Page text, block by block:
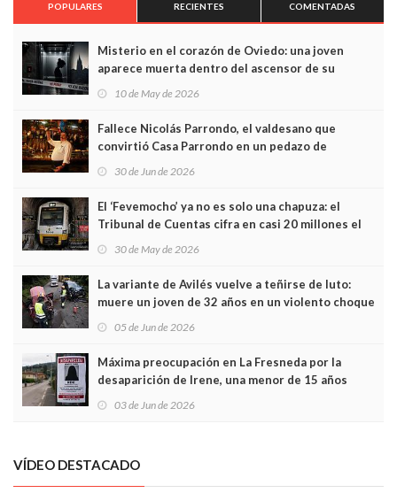
POPULARES RECIENTES COMENTADAS
Misterio en el corazón de Oviedo: una joven
aparece muerta dentro del ascensor de su
edificio y las cámaras captan sus últimos minutos
10 de May de 2026
Fallece Nicolás Parrondo, el valdesano que
convirtió Casa Parrondo en un pedazo de
Asturias en Madrid
30 de Jun de 2026
El ‘Fevemocho’ ya no es solo una chapuza: el
Tribunal de Cuentas cifra en casi 20 millones el
sobrecoste de los trenes que no cabían por los
30 de May de 2026
La variante de Avilés vuelve a teñirse de luto:
muere un joven de 32 años en un violento choque
frontal
05 de Jun de 2026
Máxima preocupación en La Fresneda por la
desaparición de Irene, una menor de 15 años
03 de Jun de 2026
VÍDEO DESTACADO